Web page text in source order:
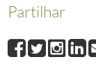
000022
000002
Partilhar